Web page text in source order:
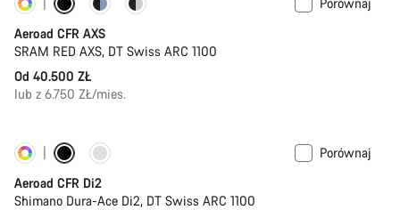
Personalizuj Pomiar mocy
Aeroad CFR AXS
SRAM RED AXS, DT Swiss ARC 1100
Od 40.500 ZŁ
lub z 6.750 ZŁ/mies.
Personalizuj
Porównaj
Aeroad CFR Di2
Shimano Dura-Ace Di2, DT Swiss ARC 1100